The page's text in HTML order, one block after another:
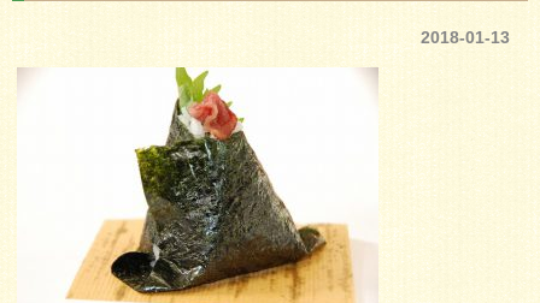
2018-01-13